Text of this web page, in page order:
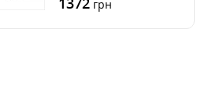
грн